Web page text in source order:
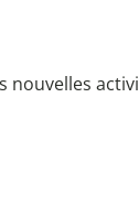
nouvelles